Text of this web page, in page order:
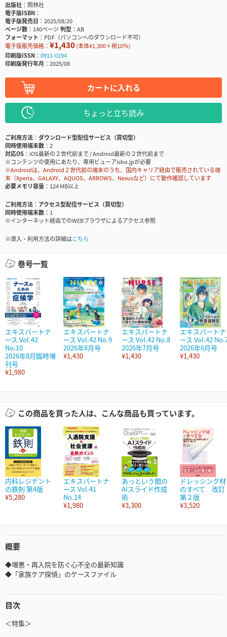
出版社
照林社
電子版ISBN
電子版発売日
2025/08/20
ページ数
140ページ判型
AB
フォーマット
PDF（パソコンへのダウンロード不可）
電子版販売価格： ¥1,430(本体¥1,300＋税10％)
印刷版ISSN
0911-0194
印刷版発行年月
2025/08
カートに入れる
ちょっと立ち読み
ご利用方法
ダウンロード型配信サービス（買切型）
同時使用端末数
2
対応OS
iOS最新の２世代前まで / Android最新の２世代前まで
※コンテンツの使用にあたり、専用ビューアisho.jpが必要
※Androidは、Android２世代前の端末のうち、国内キャリア経由で販売されている端
末（Xperia、GALAXY、AQUOS、ARROWS、Nexusなど）にて動作確認しています
必要メモリ容量
124 MB以上
ご利用方法
アクセス型配信サービス（買切型）
同時使用端末数
1
※インターネット経由でのWEBブラウザによるアクセス参照
※導入・利用方法の詳細はこちら
巻号一覧
エキスパートナ
ース Vol.42
No.10
2026年8月臨時増
刊号
¥1,980
エキスパートナ
ース Vol.42 No.9
2026年8月号
¥1,430
エキスパートナ
ース Vol.42 No.8
2026年7月号
¥1,430
エキスパートナ
ース Vol.42
2026年6月号
¥1,430
この商品を買った人は、こんな商品も買っています。
内科レジデント
の鉄則 第4版
¥5,280
エキスパートナ
ース Vol.41
No.14
¥1,980
あっという間の
AIスライド作成
術
¥3,300
ドレッシング材
のすべて 改訂
第２版
¥3,520
概要
◆増悪・再入院を防ぐ心不全の最新知識
◆「家族ケア探偵」のケースファイル
目次
＜特集＞